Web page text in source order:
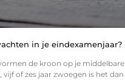
in je eindexamenjaar?
de kroon op je middelbare
vijf of zes jaar zwoegen is het dan